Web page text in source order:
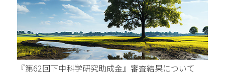
『第62回下中科学研究助成金』審査結果について